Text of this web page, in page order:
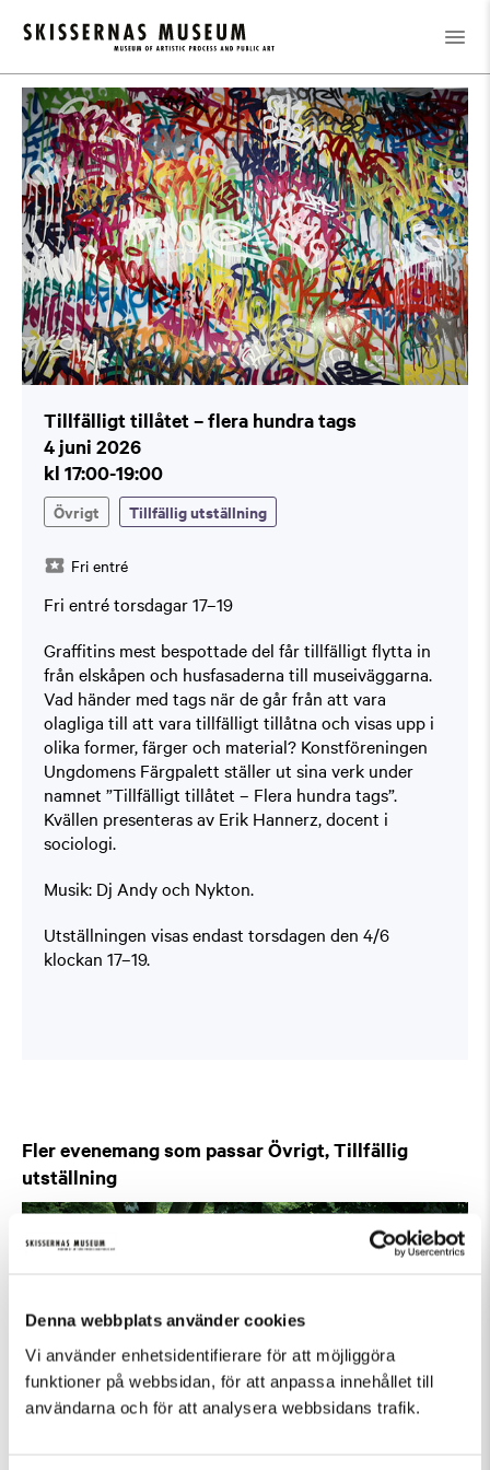
Denna webbplats använder cookies
Vi använder enhetsidentifierare för att möjliggöra
funktioner på webbsidan, för att anpassa innehållet till
användarna och för att analysera webbsidans trafik.
Kalender / Tillfälligt tillåtet – flera hundra tags
Tillfälligt tillåtet – flera hundra tags
4 juni 2026
kl 17:00-19:00
Övrigt Tillfällig utställning
Fri entré
Fri entré torsdagar 17–19
Graffitins mest bespottade del får tillfälligt flytta in
från elskåpen och husfasaderna till museiväggarna.
Vad händer med tags när de går från att vara
olagliga till att vara tillfälligt tillåtna och visas upp i
olika former, färger och material? Konstföreningen
Ungdomens Färgpalett ställer ut sina verk under
namnet ”Tillfälligt tillåtet – Flera hundra tags”.
Kvällen presenteras av Erik Hannerz, docent i
sociologi.
Musik: Dj Andy och Nykton.
Utställningen visas endast torsdagen den 4/6
klockan 17–19.
Fler evenemang som passar Övrigt, Tillfällig
utställning